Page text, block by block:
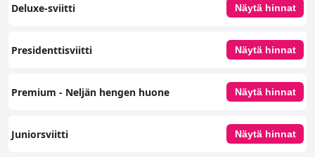
Deluxe-sviitti Näytä hinnat
Presidenttisviitti Näytä hinnat
Premium - Neljän hengen huone Näytä hinnat
Juniorsviitti Näytä hinnat